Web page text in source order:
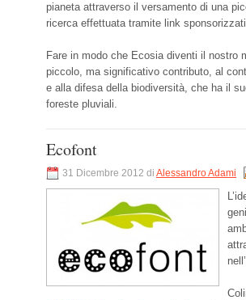
pianeta attraverso il versamento di una
ricerca effettuata tramite link
Fare in modo che Ecosia diventi il nostro
piccolo, ma significativo contributo, al
e alla difesa della biodiversità, che ha il
foreste pluviali.
Ecofont
31 Dicembre 2012 di Alessandro Adami